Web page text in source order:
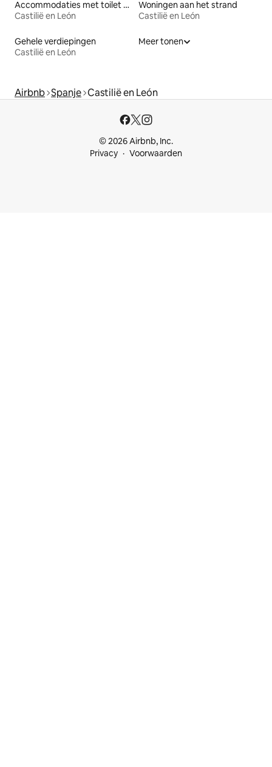
Accommodaties met toilet op toegankelijke hoogte
Castilië en León
Woningen aan het strand
Castilië en León
Gehele verdiepingen
Castilië en León
Meer tonen
Airbnb Spanje Castilië en León
© 2026 Airbnb, Inc.
Privacy
Voorwaarden